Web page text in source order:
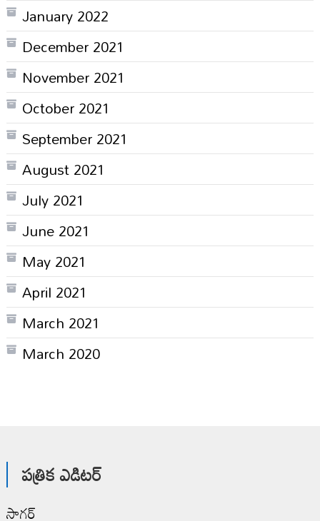
January 2022
December 2021
November 2021
October 2021
September 2021
August 2021
July 2021
June 2021
May 2021
April 2021
March 2021
March 2020
పత్రిక ఎడిటర్
సాగర్